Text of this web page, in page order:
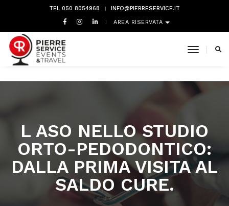
TEL 050 8054968 INFO@PIERRESERVICE.IT
AREA RISERVATA
toggle
L ASO NELLO STUDIO
ORTO-PEDODONTICO:
DALLA PRIMA VISITA AL
SALDO CURE.